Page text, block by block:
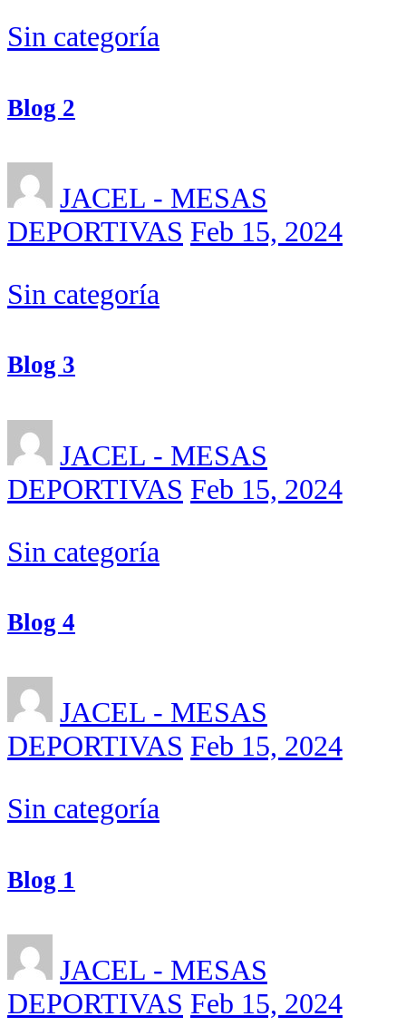
Sin categoría
Blog 2
JACEL - MESAS
DEPORTIVAS Feb 15, 2024
Sin categoría
Blog 3
JACEL - MESAS
DEPORTIVAS Feb 15, 2024
Sin categoría
Blog 4
JACEL - MESAS
DEPORTIVAS Feb 15, 2024
Sin categoría
Blog 1
JACEL - MESAS
DEPORTIVAS Feb 15, 2024